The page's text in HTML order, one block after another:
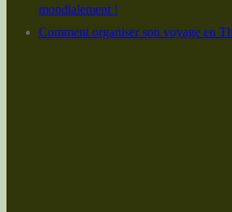
mondialement !
Comment organiser son voyage en